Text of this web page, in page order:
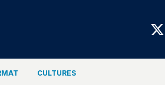
Choiseul
Magazine
CULTURES